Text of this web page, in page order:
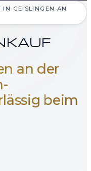
GEISLINGEN AN
an der
beim